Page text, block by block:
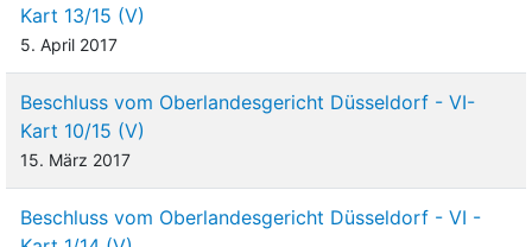
Kart 13/15 (V)
5. April 2017
Beschluss vom Oberlandesgericht Düsseldorf - VI-
Kart 10/15 (V)
15. März 2017
Beschluss vom Oberlandesgericht Düsseldorf - VI -